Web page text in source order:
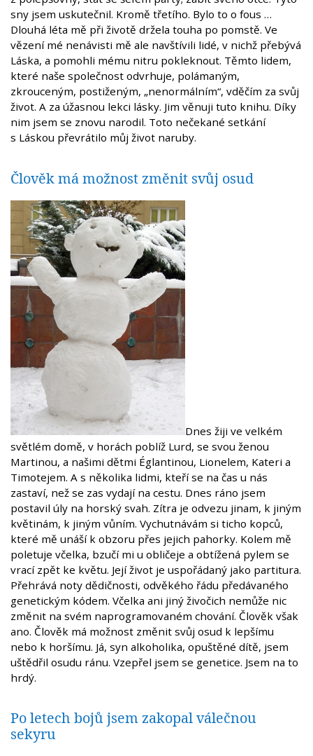
sny jsem uskutečnil. Kromě třetího. Bylo to o fous …
Dlouhá léta mě při životě držela touha po pomstě. Ve
vězení mé nenávisti mě ale navštívili lidé, v nichž přebývá
Láska, a pomohli mému nitru pokleknout. Těmto lidem,
které naše společnost odvrhuje, polámaným,
zkrouceným, postiženým, „nenormálním“, vděčím za svůj
život. A za úžasnou lekci lásky. Jim věnuji tuto knihu. Díky
nim jsem se znovu narodil. Toto nečekané setkání
s Láskou převrátilo můj život naruby.
Člověk má možnost změnit svůj osud
Dnes žiji ve velkém
světlém domě, v horách poblíž Lurd, se svou ženou
Martinou, a našimi dětmi Églantinou, Lionelem, Kateri a
Timotejem. A s několika lidmi, kteří se na čas u nás
zastaví, než se zas vydají na cestu. Dnes ráno jsem
postavil úly na horský svah. Zítra je odvezu jinam, k jiným
květinám, k jiným vůním. Vychutnávám si ticho kopců,
které mě unáší k obzoru přes jejich pahorky. Kolem mě
poletuje včelka, bzučí mi u obličeje a obtížená pylem se
vrací zpět ke květu. Její život je uspořádaný jako partitura.
Přehrává noty dědičnosti, odvěkého řádu předávaného
genetickým kódem. Včelka ani jiný živočich nemůže nic
změnit na svém naprogramovaném chování. Člověk však
ano. Člověk má možnost změnit svůj osud k lepšímu
nebo k horšímu. Já, syn alkoholika, opuštěné dítě, jsem
uštědřil osudu ránu. Vzepřel jsem se genetice. Jsem na to
hrdý.
Po letech bojů jsem zakopal válečnou
sekyru